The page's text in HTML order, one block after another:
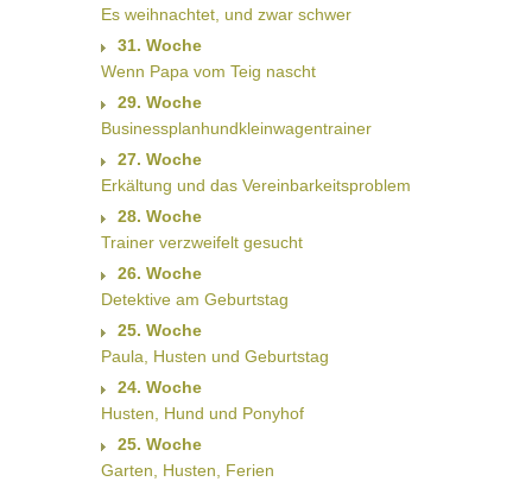
Es weihnachtet, und zwar schwer
31. Woche
Wenn Papa vom Teig nascht
29. Woche
Businessplanhundkleinwagentrainer
27. Woche
Erkältung und das Vereinbarkeitsproblem
28. Woche
Trainer verzweifelt gesucht
26. Woche
Detektive am Geburtstag
25. Woche
Paula, Husten und Geburtstag
24. Woche
Husten, Hund und Ponyhof
25. Woche
Garten, Husten, Ferien